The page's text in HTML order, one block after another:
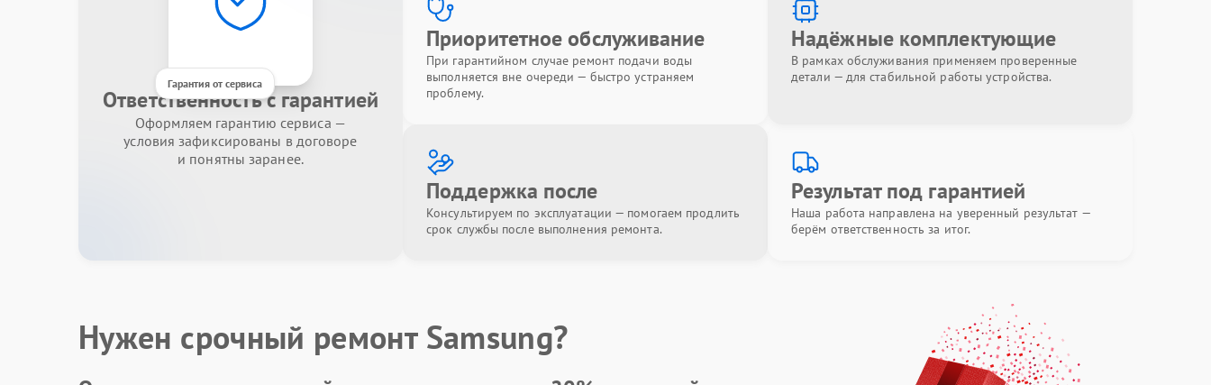
Гарантия от сервиса
Ответственность с гарантией
Оформляем гарантию сервиса —
условия зафиксированы в договоре
и понятны заранее.
Приоритетное обслуживание
При гарантийном случае ремонт подачи воды
выполняется вне очереди — быстро устраняем
проблему.
Надёжные комплектующие
В рамках обслуживания применяем проверенные
детали — для стабильной работы устройства.
Поддержка после
Консультируем по эксплуатации — помогаем продлить
срок службы после выполнения ремонта.
Результат под гарантией
Наша работа направлена на уверенный результат —
берём ответственность за итог.
Нужен срочный ремонт Samsung?